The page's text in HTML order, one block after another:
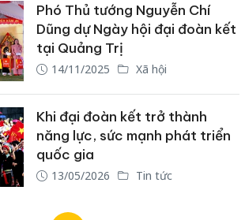
Phó Thủ tướng Nguyễn Chí
Dũng dự Ngày hội đại đoàn kết
tại Quảng Trị
14/11/2025 Xã hội
Khi đại đoàn kết trở thành
năng lực, sức mạnh phát triển
quốc gia
13/05/2026 Tin tức